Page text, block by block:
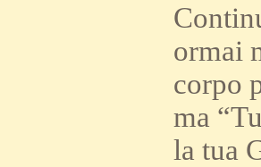
ormai
corpo
ma
la tua